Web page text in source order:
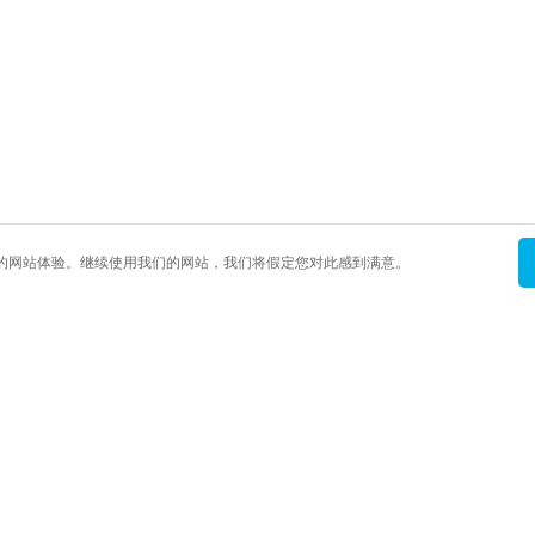
站体验。继续使用我们的网站，我们将假定您对此感到满意。